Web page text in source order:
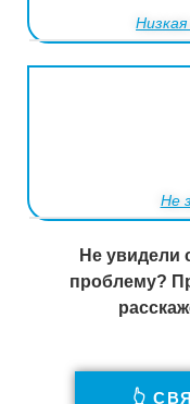
Не
Не увидели
проблему?
👆